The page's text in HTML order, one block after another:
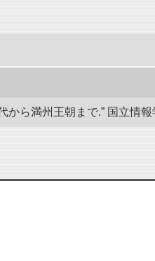
から満州王朝まで.” 国立